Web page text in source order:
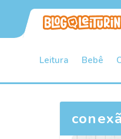
Leitura Bebê